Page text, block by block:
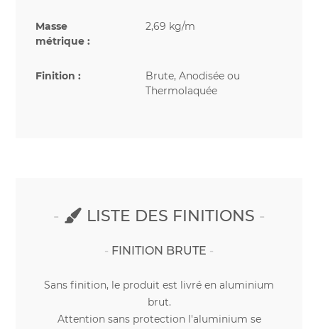
Masse
métrique :
2,69 kg/m
Finition :
Brute, Anodisée ou
Thermolaquée
LISTE DES FINITIONS
FINITION BRUTE
Sans finition, le produit est livré en aluminium
brut.
Attention sans protection l'aluminium se